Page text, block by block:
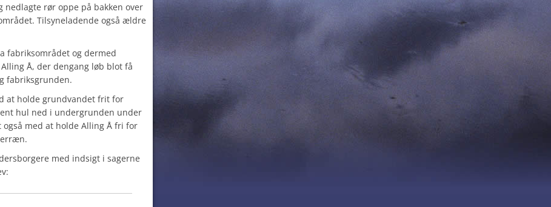
nedlagte rør oppe på bakken over
Tilsyneladende også ældre
fabriksområdet og dermed
Å, der dengang løb blot få
fabriksgrunden.
at holde grundvandet frit for
hul ned i undergrunden under
med at holde Alling Å fri for
med indsigt i sagerne